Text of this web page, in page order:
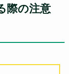
際の注意